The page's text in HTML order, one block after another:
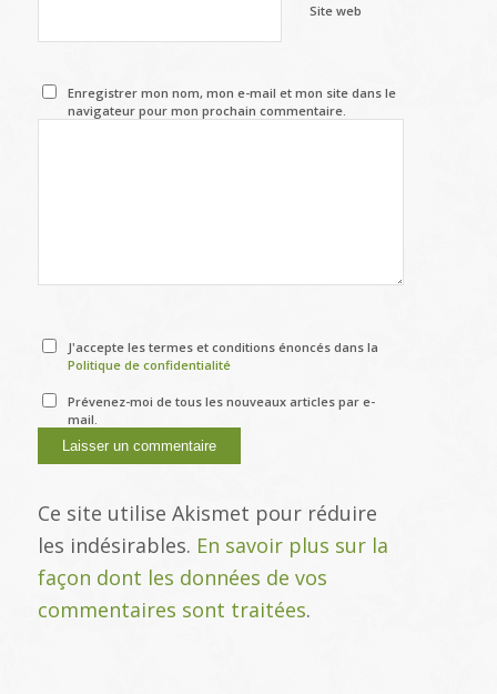
Site web
Enregistrer mon nom, mon e-mail et mon site dans le
navigateur pour mon prochain commentaire.
J'accepte les termes et conditions énoncés dans la
Politique de confidentialité
Prévenez-moi de tous les nouveaux articles par e-
mail.
Ce site utilise Akismet pour réduire
les indésirables. En savoir plus sur la
façon dont les données de vos
commentaires sont traitées.